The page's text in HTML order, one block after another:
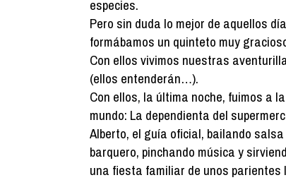
especies.
Pero sin duda lo mejor de aquellos
formábamos un quinteto muy
Con ellos vivimos nuestras
(ellos entenderán…).
Con ellos, la última noche, fuimos a
mundo: La dependienta del
Alberto, el guía oficial, bailando
barquero, pinchando música y
una fiesta familiar de unos parientes